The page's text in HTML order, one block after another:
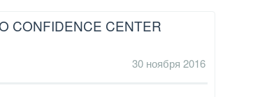
CENTER
30 ноября 2016